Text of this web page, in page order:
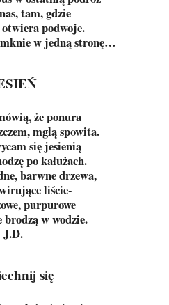
tam, gdzie
podwoje.
w jedną stronę…
że ponura
mgłą spowita.
się jesienią
po kałużach.
barwne drzewa,
liście-
purpurowe
w wodzie.
J.D.
się